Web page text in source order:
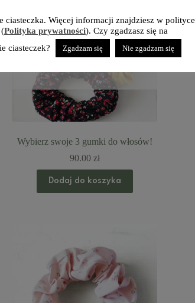
Wybierz swoje 3 gumki do włosów!
90.00 zł
Dodaj do koszyka
ciasteczka. Więcej informacji znajdziesz w polityce
Polityka prywatności). Czy zgadzasz się na
ciasteczek?
Zgadzam się Nie zgadzam się